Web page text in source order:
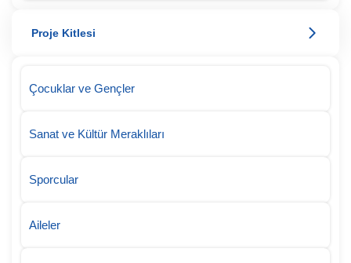
Proje Kitlesi
Çocuklar ve Gençler
Sanat ve Kültür Meraklıları
Sporcular
Aileler